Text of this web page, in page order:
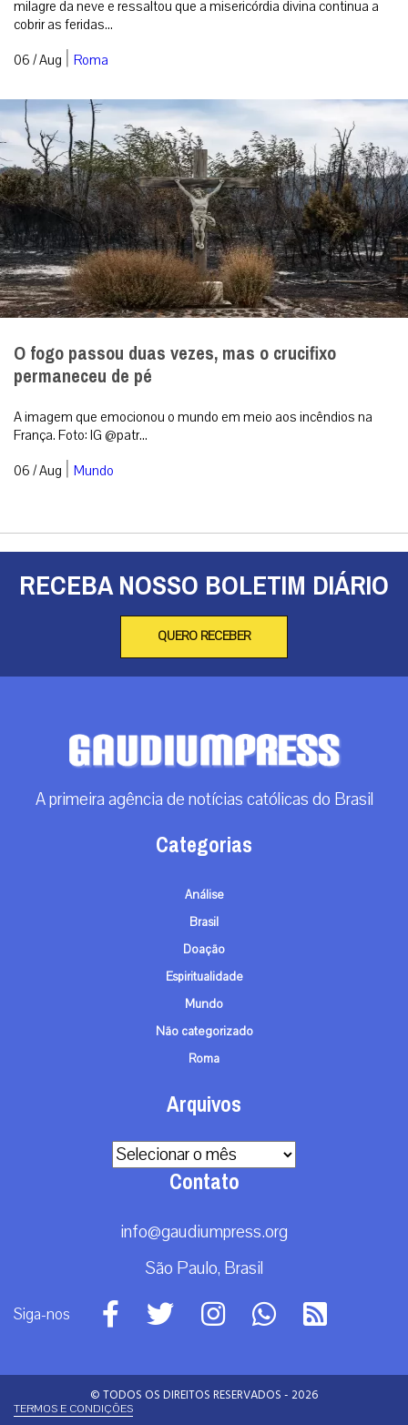
milagre da neve e ressaltou que a misericórdia divina continua a
cobrir as feridas...
06 / Aug | Roma
O fogo passou duas vezes, mas o crucifixo
permaneceu de pé
A imagem que emocionou o mundo em meio aos incêndios na
França. Foto: IG @patr...
06 / Aug | Mundo
RECEBA NOSSO BOLETIM DIÁRIO
QUERO RECEBER
A primeira agência de notícias católicas do Brasil
Categorias
Análise
Brasil
Doação
Espiritualidade
Mundo
Não categorizado
Roma
Arquivos
Arquivos
Contato
info@gaudiumpress.org
São Paulo, Brasil
Siga-nos
© TODOS OS DIREITOS RESERVADOS - 2026
TERMOS E CONDIÇÕES